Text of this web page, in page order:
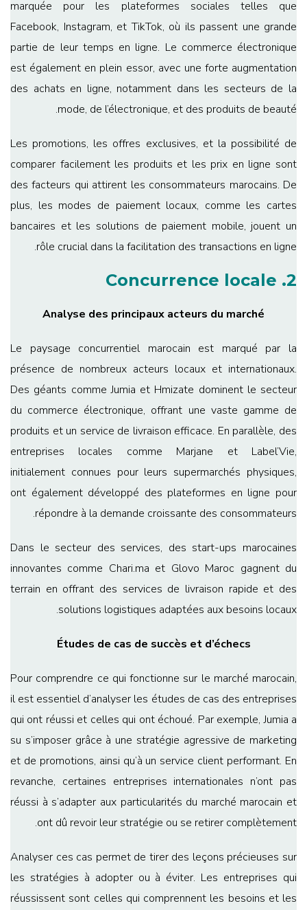
marquée pour les plateformes sociales telles que
Facebook, Instagram, et TikTok, où ils passent une grande
partie de leur temps en ligne. Le commerce électronique
est également en plein essor, avec une forte augmentation
des achats en ligne, notamment dans les secteurs de la
mode, de l’électronique, et des produits de beauté.
Les promotions, les offres exclusives, et la possibilité de
comparer facilement les produits et les prix en ligne sont
des facteurs qui attirent les consommateurs marocains. De
plus, les modes de paiement locaux, comme les cartes
bancaires et les solutions de paiement mobile, jouent un
rôle crucial dans la facilitation des transactions en ligne.
2. Concurrence locale
Analyse des principaux acteurs du marché
Le paysage concurrentiel marocain est marqué par la
présence de nombreux acteurs locaux et internationaux.
Des géants comme Jumia et Hmizate dominent le secteur
du commerce électronique, offrant une vaste gamme de
produits et un service de livraison efficace. En parallèle, des
entreprises locales comme Marjane et Label’Vie,
initialement connues pour leurs supermarchés physiques,
ont également développé des plateformes en ligne pour
répondre à la demande croissante des consommateurs.
Dans le secteur des services, des start-ups marocaines
innovantes comme Chari.ma et Glovo Maroc gagnent du
terrain en offrant des services de livraison rapide et des
solutions logistiques adaptées aux besoins locaux.
Études de cas de succès et d’échecs
Pour comprendre ce qui fonctionne sur le marché marocain,
il est essentiel d’analyser les études de cas des entreprises
qui ont réussi et celles qui ont échoué. Par exemple, Jumia a
su s’imposer grâce à une stratégie agressive de marketing
et de promotions, ainsi qu’à un service client performant. En
revanche, certaines entreprises internationales n’ont pas
réussi à s’adapter aux particularités du marché marocain et
ont dû revoir leur stratégie ou se retirer complètement.
Analyser ces cas permet de tirer des leçons précieuses sur
les stratégies à adopter ou à éviter. Les entreprises qui
réussissent sont celles qui comprennent les besoins et les